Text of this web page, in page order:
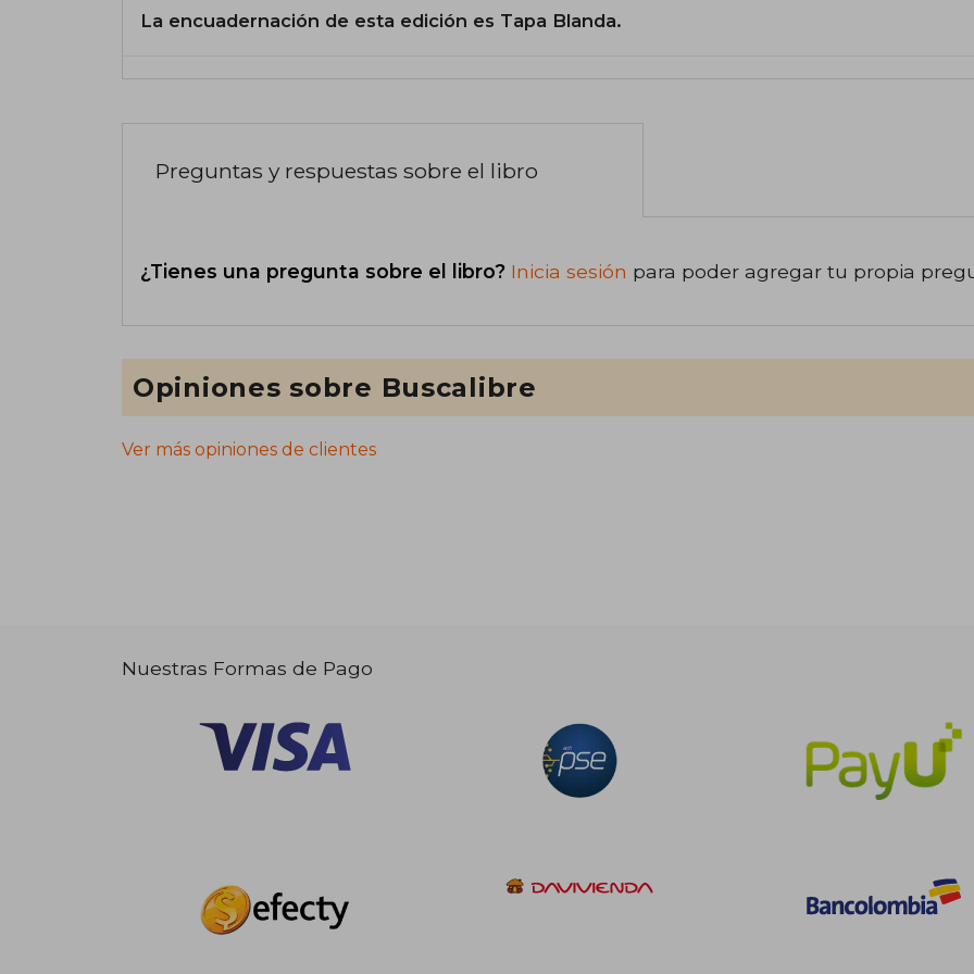
La encuadernación de esta edición es Tapa Blanda.
Preguntas y respuestas sobre el libro
¿Tienes una pregunta sobre el libro? Inicia sesión para poder agregar tu propia
Opiniones sobre Buscalibre
Ver más opiniones de clientes
Nuestras Formas de Pago